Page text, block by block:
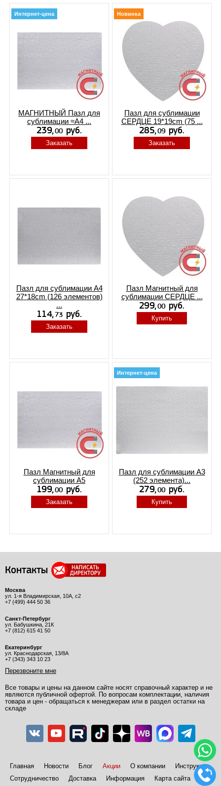
Интернет-цена
МАГНИТНЫЙ Пазл для
сублимации ≈А4 ...
Заказать
Новинка
Пазл для сублимации
СЕРДЦЕ 19*19cm (75 ...
Заказать
Пазл для сублимации A4
27*18cm (126 элементов)
...
Заказать
Пазл Магнитный для
сублимации СЕРДЦЕ ...
Купить
Пазл Магнитный для
сублимации А5
Заказать
Интернет-цена
Пазл для сублимации А3
(252 элемента)...
Купить
Контакты
Москва
ул. 1-я Владимирская, 10А, с2
+7 (499) 444 50 36
Санкт-Петербург
ул. Бабушкина, 21К
+7 (812) 615 41 50
Екатеринбург
ул. Краснодарская, 13/8А
+7 (343) 343 10 23
Перезвоните мне
Все товары и цены на данном сайте носят справочный характер и не
являются публичной офертой. По вопросам комплектации, наличия
товара и цен - обращаться к менеджерам или в раздел остатки на
складе
Главная Новости Блог Акции О компании
Инструкции
Сотрудничество
Доставка Информация Карта сайта